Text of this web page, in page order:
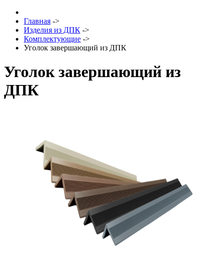
Главная ->
Изделия из ДПК ->
Комплектующие ->
Уголок завершающий из ДПК
Уголок завершающий из
ДПК